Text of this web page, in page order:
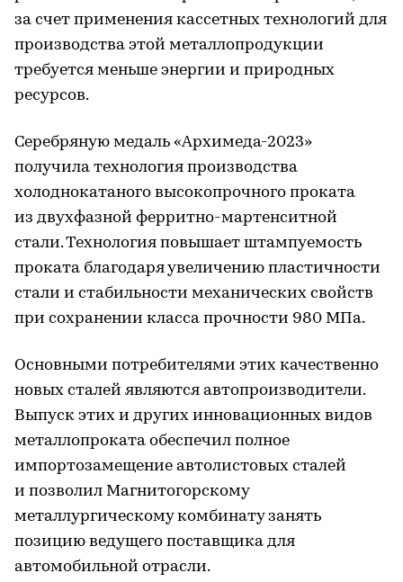
за счет применения кассетных технологий для
производства этой металлопродукции
требуется меньше энергии и природных
ресурсов.
Серебряную медаль «Архимеда-2023»
получила технология производства
холоднокатаного высокопрочного проката
из двухфазной ферритно-мартенситной
стали. Технология повышает штампуемость
проката благодаря увеличению пластичности
стали и стабильности механических свойств
при сохранении класса прочности 980 МПа.
Основными потребителями этих качественно
новых сталей являются автопроизводители.
Выпуск этих и других инновационных видов
металлопроката обеспечил полное
импортозамещение автолистовых сталей
и позволил Магнитогорскому
металлургическому комбинату занять
позицию ведущего поставщика для
автомобильной отрасли.